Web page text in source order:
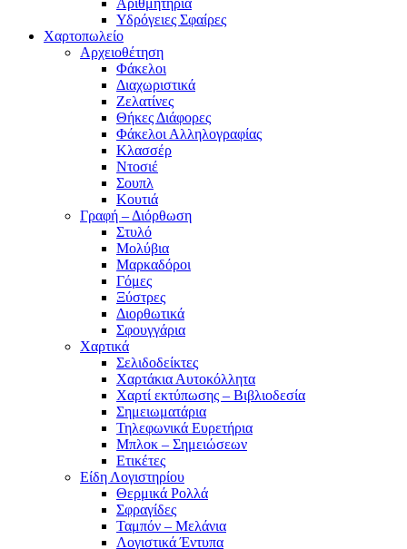
Αριθμητήρια
Υδρόγειες Σφαίρες
Χαρτοπωλείο
Αρχειοθέτηση
Φάκελοι
Διαχωριστικά
Ζελατίνες
Θήκες Διάφορες
Φάκελοι Αλληλογραφίας
Κλασσέρ
Ντοσιέ
Σουπλ
Κουτιά
Γραφή – Διόρθωση
Στυλό
Μολύβια
Μαρκαδόροι
Γόμες
Ξύστρες
Διορθωτικά
Σφουγγάρια
Χαρτικά
Σελιδοδείκτες
Χαρτάκια Αυτοκόλλητα
Χαρτί εκτύπωσης – Βιβλιοδεσία
Σημειωματάρια
Τηλεφωνικά Ευρετήρια
Μπλοκ – Σημειώσεων
Ετικέτες
Είδη Λογιστηρίου
Θερμικά Ρολλά
Σφραγίδες
Ταμπόν – Μελάνια
Λογιστικά Έντυπα